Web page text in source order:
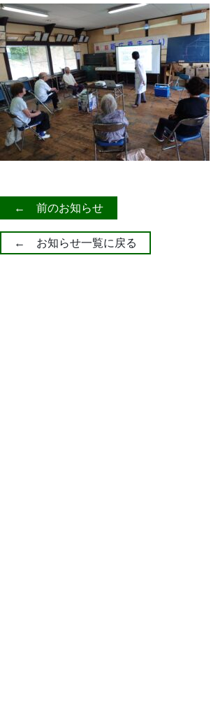
← 前のお知らせ
← お知らせ一覧に戻る